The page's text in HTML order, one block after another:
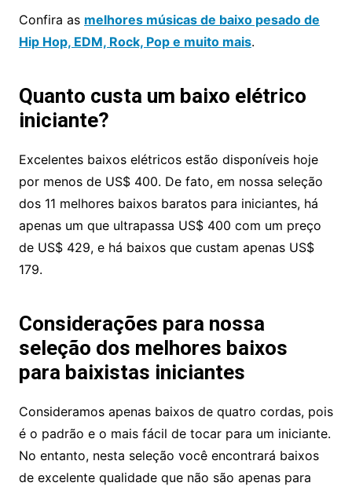
Confira as melhores músicas de baixo pesado de
Hip Hop, EDM, Rock, Pop e muito mais.
Quanto custa um baixo elétrico
iniciante?
Excelentes baixos elétricos estão disponíveis hoje
por menos de US$ 400. De fato, em nossa seleção
dos 11 melhores baixos baratos para iniciantes, há
apenas um que ultrapassa US$ 400 com um preço
de US$ 429, e há baixos que custam apenas US$
179.
Considerações para nossa
seleção dos melhores baixos
para baixistas iniciantes
Consideramos apenas baixos de quatro cordas, pois
é o padrão e o mais fácil de tocar para um iniciante.
No entanto, nesta seleção você encontrará baixos
de excelente qualidade que não são apenas para